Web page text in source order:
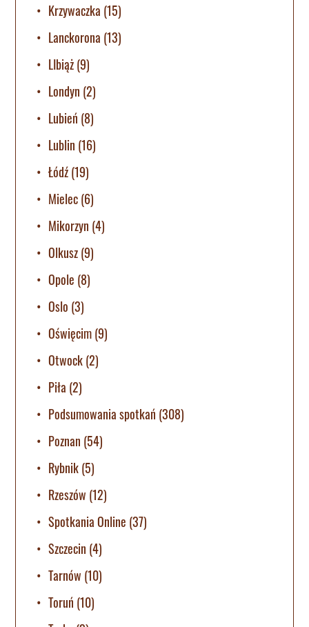
Krzywaczka (15)
Lanckorona (13)
LIbiąż(9)
Londyn (2)
Lubień (8)
Lublin (16)
Łódź(19)
Mielec(6)
Mikorzyn (4)
Olkusz(9)
Opole (8)
Oslo (3)
Oświęcim(9)
Otwock(2)
Piła (2)
Podsumowania spotkań (308)
Poznan (54)
Rybnik(5)
Rzeszów (12)
Spotkania Online (37)
Szczecin (4)
Tarnów (10)
Toruń (10)